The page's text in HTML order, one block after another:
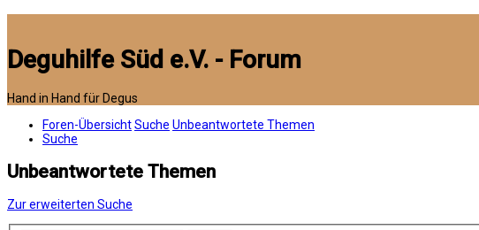
Deguhilfe Süd e.V. - Forum
Hand in Hand für Degus
Foren-ÜbersichtSuche Unbeantwortete Themen
Suche
Unbeantwortete Themen
Zur erweiterten Suche